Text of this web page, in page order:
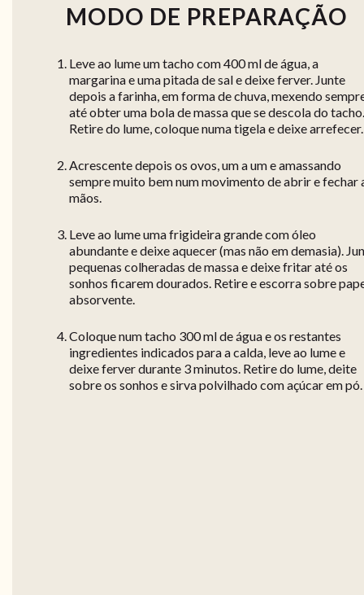
MODO DE PREPARAÇÃO
Leve ao lume um tacho com 400 ml de água, a
margarina e uma pitada de sal e deixe ferver. Junte
depois a farinha, em forma de chuva, mexendo
até obter uma bola de massa que se descola do tacho.
Retire do lume, coloque numa tigela e deixe arrefecer.
Acrescente depois os ovos, um a um e amassando
sempre muito bem num movimento de abrir e fechar
mãos.
Leve ao lume uma frigideira grande com óleo
abundante e deixe aquecer (mas não em demasia).
pequenas colheradas de massa e deixe fritar até os
sonhos ficarem dourados. Retire e escorra sobre
absorvente.
Coloque num tacho 300 ml de água e os restantes
ingredientes indicados para a calda, leve ao lume e
deixe ferver durante 3 minutos. Retire do lume, deite
sobre os sonhos e sirva polvilhado com açúcar em pó.